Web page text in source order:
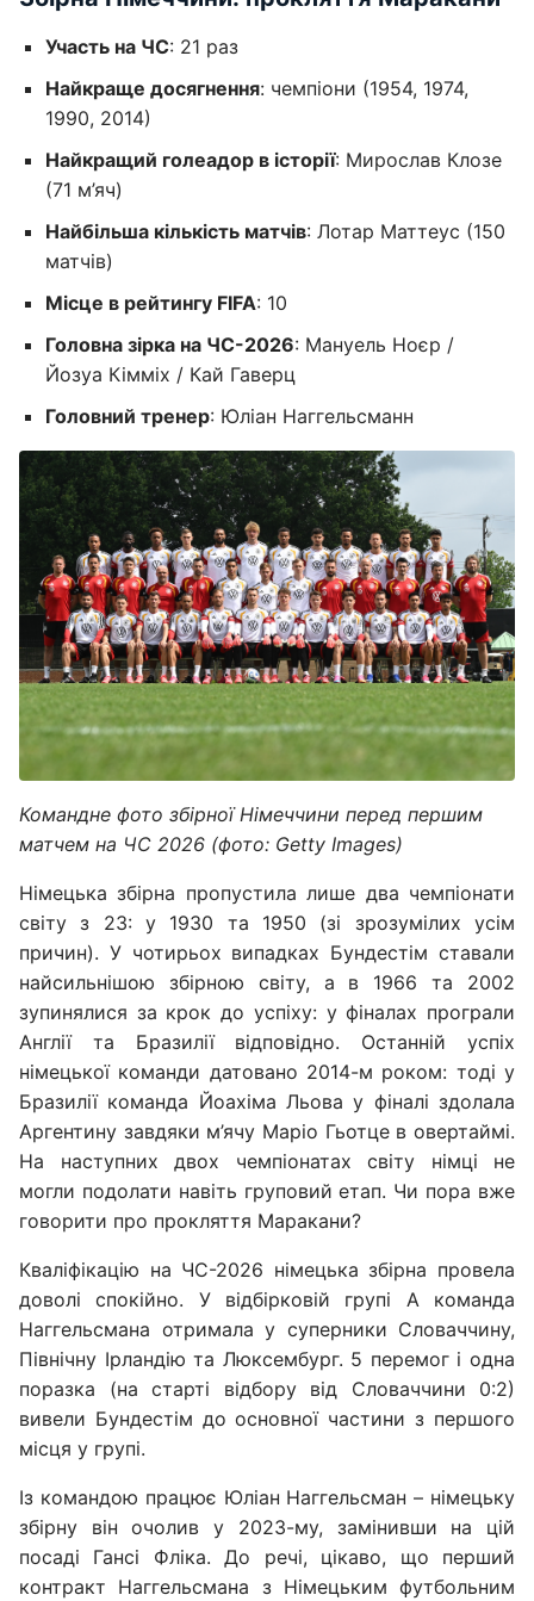
Участь на ЧС: 21 раз
Найкраще досягнення: чемпіони (1954, 1974,
1990, 2014)
Найкращий голеадор в історії: Мирослав Клозе
(71 м’яч)
Найбільша кількість матчів: Лотар Маттеус (150
матчів)
Місце в рейтингу FIFA: 10
Головна зірка на ЧС-2026: Мануель Ноєр /
Йозуа Кімміх / Кай Гаверц
Головний тренер: Юліан Наггельсманн
Командне фото збірної Німеччини перед першим
матчем на ЧС 2026 (фото: Getty Images)
Німецька збірна пропустила лише два чемпіонати
світу з 23: у 1930 та 1950 (зі зрозумілих усім
причин). У чотирьох випадках Бундестім ставали
найсильнішою збірною світу, а в 1966 та 2002
зупинялися за крок до успіху: у фіналах програли
Англії та Бразилії відповідно. Останній успіх
німецької команди датовано 2014-м роком: тоді у
Бразилії команда Йоахіма Льова у фіналі здолала
Аргентину завдяки м’ячу Маріо Гьотце в овертаймі.
На наступних двох чемпіонатах світу німці не
могли подолати навіть груповий етап. Чи пора вже
говорити про прокляття Маракани?
Кваліфікацію на ЧС-2026 німецька збірна провела
доволі спокійно. У відбірковій групі А команда
Наггельсмана отримала у суперники Словаччину,
Північну Ірландію та Люксембург. 5 перемог і одна
поразка (на старті відбору від Словаччини 0:2)
вивели Бундестім до основної частини з першого
місця у групі.
Із командою працює Юліан Наггельсман – німецьку
збірну він очолив у 2023-му, замінивши на цій
посаді Гансі Фліка. До речі, цікаво, що перший
контракт Наггельсмана з Німецьким футбольним